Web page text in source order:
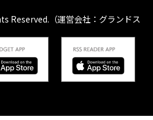
Reserved.（運営会社：グランドス